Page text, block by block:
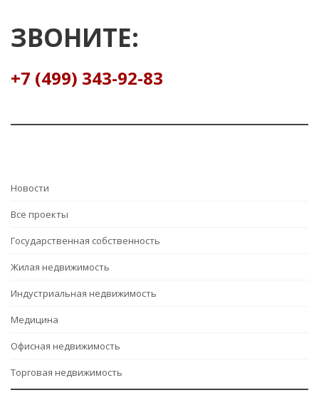
записям
ЗВОНИТЕ:
+7 (499) 343-92-83
Hовости
Все проекты
Государственная собственность
Жилая недвижимость
Индустриальная недвижимость
Медицина
Офисная недвижимость
Торговая недвижимость